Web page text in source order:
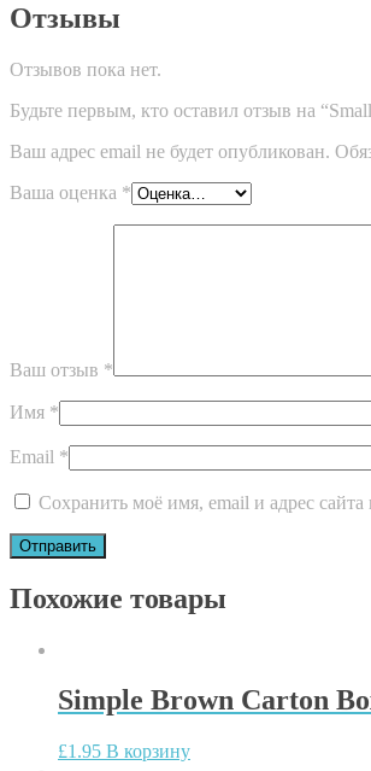
Отзывы
Отзывов пока нет.
Будьте первым, кто оставил отзыв на
Ваш адрес email не будет опубликован.
Ваша оценка *
Ваш отзыв *
Имя *
Email *
Сохранить моё имя, email и адрес
Похожие товары
Simple Brown Carton
£1.95 В корзину